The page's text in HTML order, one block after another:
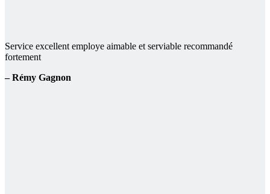
Service excellent employe aimable et serviable recommandé
fortement
– Rémy Gagnon